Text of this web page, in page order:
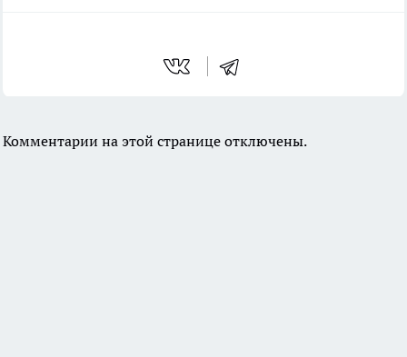
Комментарии на этой странице отключены.